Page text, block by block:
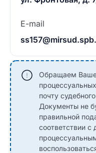
E-mail
Обращаем Ваше
почту
Документы не
правильной
соответствии